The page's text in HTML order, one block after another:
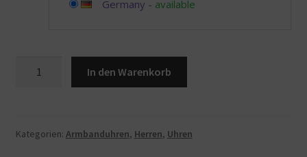
Germany - available
MTG
In den Warenkorb
Kategorien: Armbanduhren, Herren, Uhren